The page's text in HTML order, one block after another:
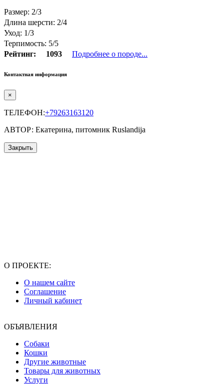
Размер: 2/3
Длина шерсти: 2/4
Уход: 1/3
Терпимость: 5/5
Рейтинг:
1093 Подробнее о породе...
Контактная информация
×
ТЕЛЕФОН:+79263163120
АВТОР: Екатерина, питомник Ruslandija
Закрыть
О ПРОЕКТЕ:
О нашем сайте
Соглашение
Личный кабинет
ОБЪЯВЛЕНИЯ
Собаки
Кошки
Другие животные
Товары для животных
Услуги